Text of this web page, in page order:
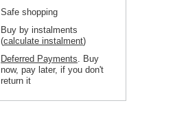
Safe shopping
Buy by instalments
(calculate instalment)
Deferred Payments. Buy
now, pay later, if you don't
return it